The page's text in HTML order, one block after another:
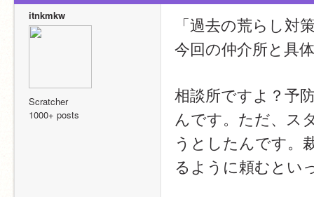
itnkmkw
Scratcher
1000+ posts
「過去の荒らし対
今回の仲介所と具
相談所ですよ？予
んです。ただ、ス
うとしたんです。
るように頼むとい